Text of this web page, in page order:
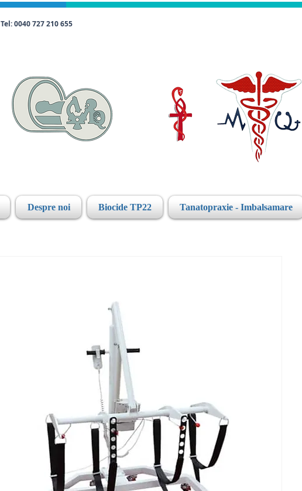
Tel: 0040 727 210 655
Despre noi Biocide TP22 Tanatopraxie - Imbalsamare